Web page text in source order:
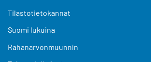
Tilastotietokannat
Suomi lukuina
Rahanarvonmuunnin